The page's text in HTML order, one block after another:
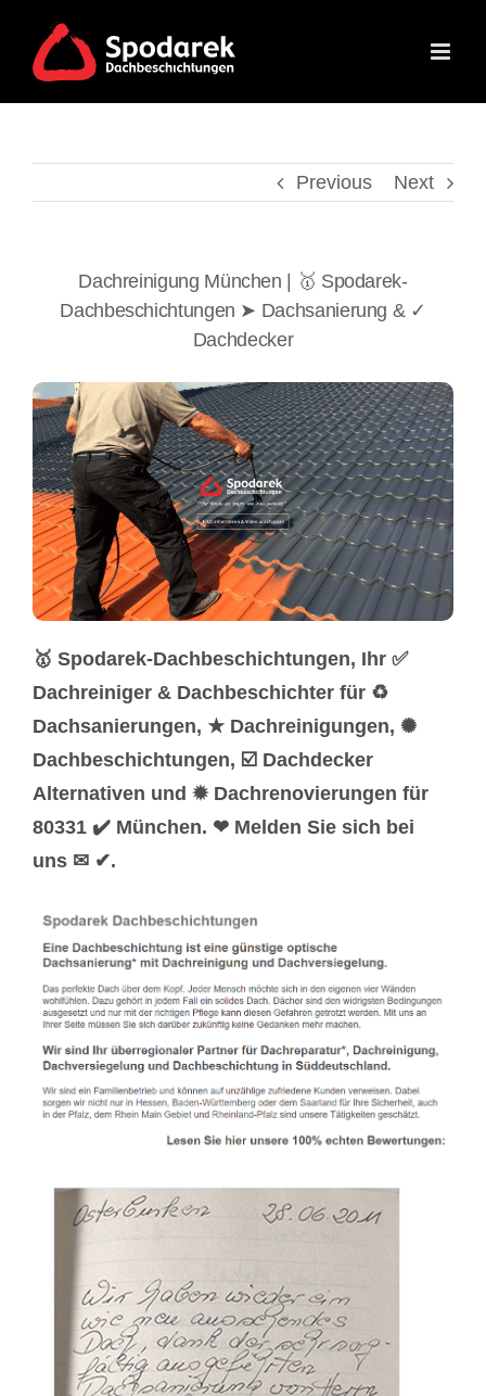
content
Previous Next
Dachreinigung München | 🥇 Spodarek-
Dachbeschichtungen ➤ Dachsanierung & ✓
Dachdecker
🥇 Spodarek-Dachbeschichtungen, Ihr ✅
Dachreiniger & Dachbeschichter für ♻
Dachsanierungen, ★ Dachreinigungen, ✺
Dachbeschichtungen, ☑️ Dachdecker
Alternativen und ✹ Dachrenovierungen für
80331 ✔️ München. ❤ Melden Sie sich bei
uns ✉ ✔.